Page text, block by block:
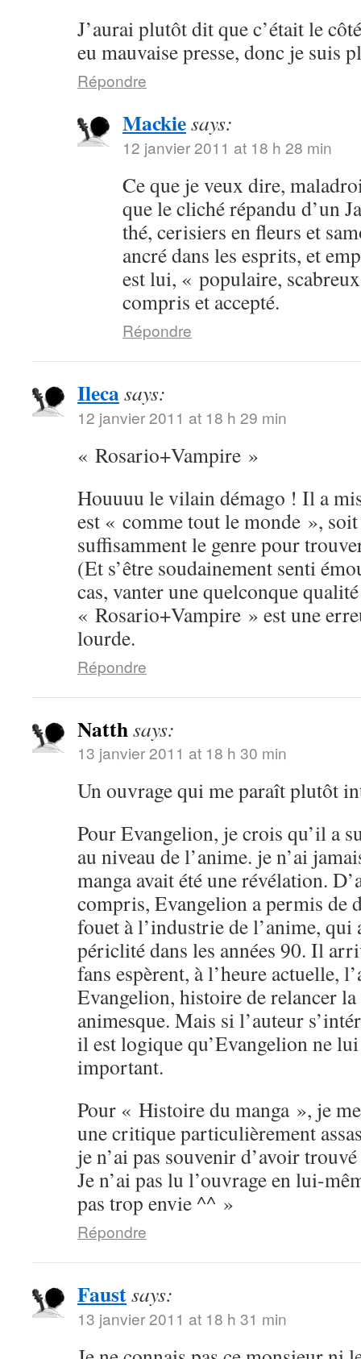
J’aurai plutôt dit que c’était le
eu mauvaise presse, donc je suis
Répondre
Mackiesays:
12 janvier 2011 at 18 h 28 min
Ce que je veux dire,
que le cliché répandu d’un
thé, cerisiers en fleurs et
ancré dans les esprits, et
est lui, « populaire,
compris et accepté.
Répondre
Ilecasays:
12 janvier 2011 at 18 h 29 min
« Rosario+Vampire »
Houuuu le vilain démago ! Il a
est « comme tout le monde »,
suffisamment le genre pour
(Et s’être soudainement senti
cas, vanter une quelconque
« Rosario+Vampire » est une
lourde.
Répondre
Natthsays:
13 janvier 2011 at 18 h 30 min
Un ouvrage qui me paraît plutôt
Pour Evangelion, je crois qu’il a
au niveau de l’anime. je n’ai
manga avait été une révélation.
compris, Evangelion a permis de
fouet à l’industrie de l’anime,
périclité dans les années 90. Il
fans espèrent, à l’heure actuelle,
Evangelion, histoire de relancer
animesque. Mais si l’auteur
il est logique qu’Evangelion ne
important.
Pour « Histoire du manga », je
une critique particulièrement
je n’ai pas souvenir d’avoir
Je n’ai pas lu l’ouvrage en lui-
pas trop envie ^^ »
Répondre
Faustsays:
13 janvier 2011 at 18 h 31 min